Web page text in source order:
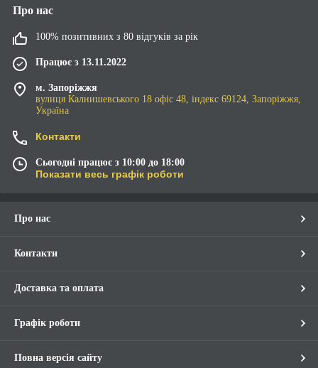
Про нас
100% позитивних з 80 відгуків за рік
Працює з 13.11.2022
м. Запоріжжя
вулиця Калнишевського 18 офіс 48, індекс 69124, Запоріжжя,
Україна
Контакти
Сьогодні працює з 10:00 до 18:00
Показати весь графік роботи
Про нас
Контакти
Доставка та оплата
Графік роботи
Повна версія сайту